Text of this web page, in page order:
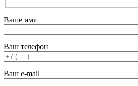
Ваше имя
Ваш телефон
Ваш e-mail